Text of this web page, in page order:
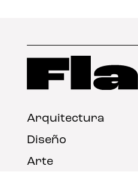
Arquitectura
Diseño
Arte